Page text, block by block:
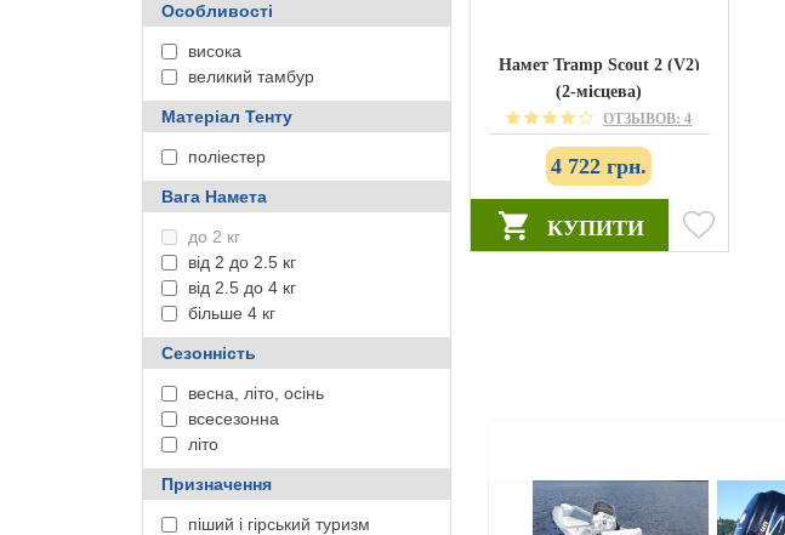
Особливості
висока
великий тамбур
Матеріал Тенту
поліестер
Вага Намета
до 2 кг
від 2 до 2.5 кг
від 2.5 до 4 кг
більше 4 кг
Сезонність
весна, літо, осінь
всесезонна
літо
Призначення
піший і гірський туризм
Намет Tramp Scout 2 (V2)
(2-місцева)
ОТЗЫВОВ: 4
4 722 грн.
КУПИТИ